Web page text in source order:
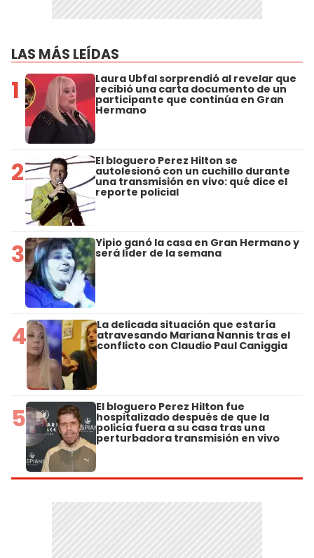
LAS MÁS LEÍDAS
1 Laura Ubfal sorprendió al revelar que
recibió una carta documento de un
participante que continúa en Gran
Hermano
2 El bloguero Perez Hilton se
autolesionó con un cuchillo durante
una transmisión en vivo: qué dice el
reporte policial
3 Yipio ganó la casa en Gran Hermano y
será líder de la semana
4 La delicada situación que estaría
atravesando Mariana Nannis tras el
conflicto con Claudio Paul Caniggia
5 El bloguero Perez Hilton fue
hospitalizado después de que la
policía fuera a su casa tras una
perturbadora transmisión en vivo